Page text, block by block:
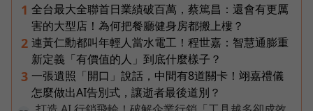
1 全台最大全聯首日業績破百萬，蔡篤昌：還會有更厲
害的大型店！為何把餐廳健身房都搬上樓？
2 連黃仁勳都叫年輕人當水電工！程世嘉：智慧通膨重
新定義「有價值的人」到底什麼樣子？
3 一張遺照「開口」說話，中間有8道關卡！翊嘉禮儀
怎麼做出AI告別式，讓逝者最後道別？